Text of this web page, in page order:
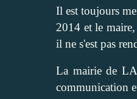
Il est toujours
2014 et le
il ne s'est pas
La mairie de LA
communication